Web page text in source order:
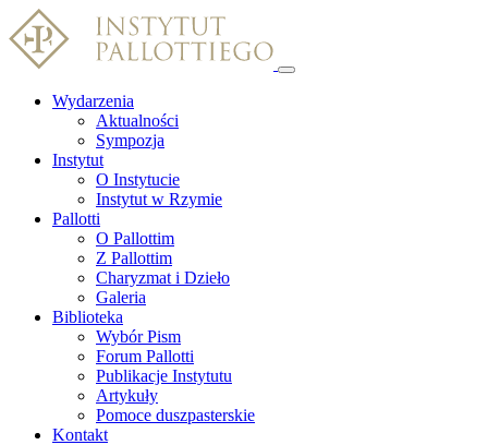
Wydarzenia
Aktualności
Sympozja
Instytut
O Instytucie
Instytut w Rzymie
Pallotti
O Pallottim
Z Pallottim
Charyzmat i Dzieło
Galeria
Biblioteka
Wybór Pism
Forum Pallotti
Publikacje Instytutu
Artykuły
Pomoce duszpasterskie
Kontakt